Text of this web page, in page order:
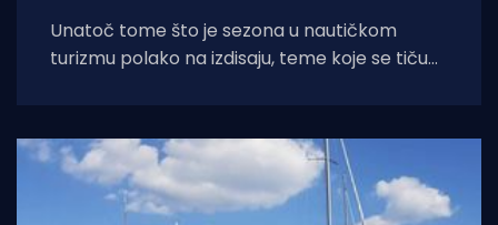
Unatoč tome što je sezona u nautičkom
turizmu polako na izdisaju, teme koje se tiču